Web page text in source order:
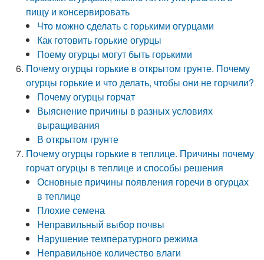
пищу и консервировать
Что можно сделать с горькими огурцами
Как готовить горькие огурцы
Поему огурцы могут быть горькими
Почему огурцы горькие в открытом грунте. Почему
огурцы горькие и что делать, чтобы они не горчили?
Почему огурцы горчат
Выяснение причины в разных условиях
выращивания
В открытом грунте
Почему огурцы горькие в теплице. Причины почему
горчат огурцы в теплице и способы решения
Основные причины появления горечи в огурцах
в теплице
Плохие семена
Неправильный выбор почвы
Нарушение температурного режима
Неправильное количество влаги